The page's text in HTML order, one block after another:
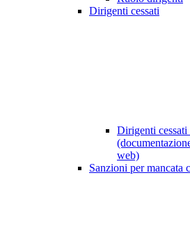
Dirigenti cessati
Dirigenti
web)
Sanzioni per mancata